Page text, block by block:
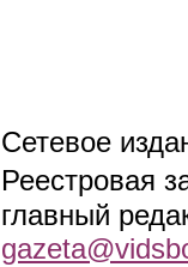
Сетевое
Реестровая
главный